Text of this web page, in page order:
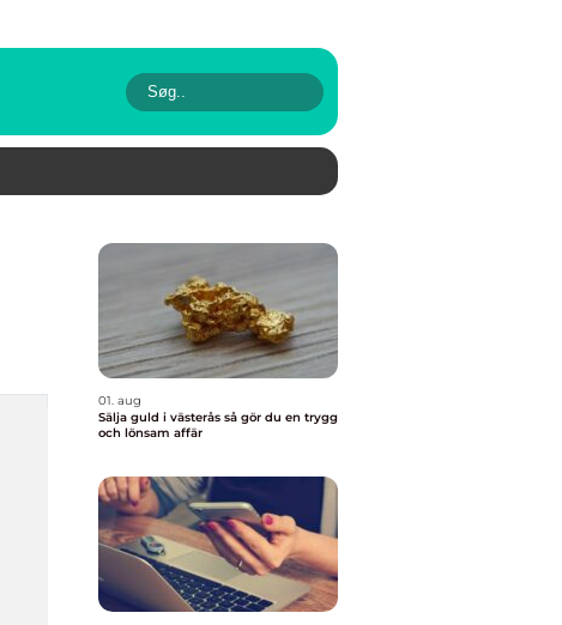
01. aug
Sälja guld i västerås så gör du en trygg
och lönsam affär